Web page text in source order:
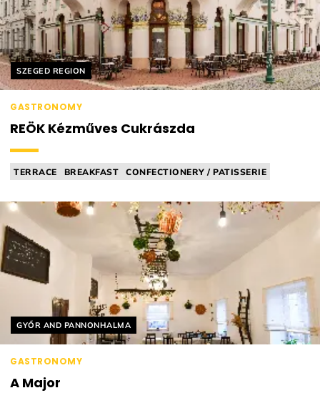
Helyszín címkék:
SZEGED REGION
GASTRONOMY
REÖK Kézműves Cukrászda
TERRACE BREAKFAST
CONFECTIONERY / PATISSERIE
Helyszín címkék:
GYŐR AND PANNONHALMA
GASTRONOMY
A Major